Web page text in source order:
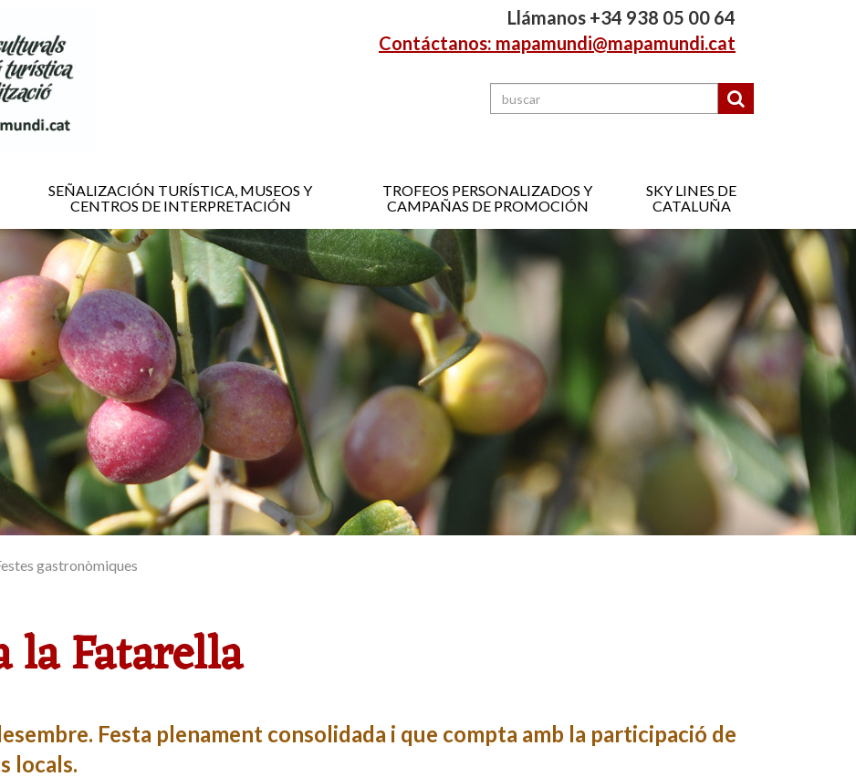
Llámanos +34 938 05 00 64
Contáctanos: mapamundi@mapamundi.cat
SEÑALIZACIÓN TURÍSTICA, MUSEOS Y
CENTROS DE INTERPRETACIÓN
TROFEOS PERSONALIZADOS Y
CAMPAÑAS DE PROMOCIÓN
SKY LINES DE
CATALUÑA
gastronòmiques
la Fatarella
Festa plenament consolidada i que compta amb la participació de
locals.